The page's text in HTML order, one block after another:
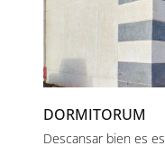
DORMITORUM
Descansar bien es